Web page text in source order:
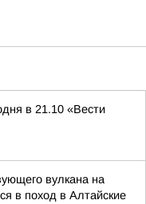
в 21.10 «Вести
вулкана на
в поход в Алтайские